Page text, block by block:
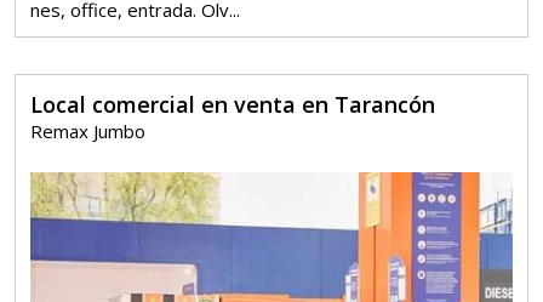
nes, office, entrada. Olv...
Local comercial en venta en Tarancón
Remax Jumbo